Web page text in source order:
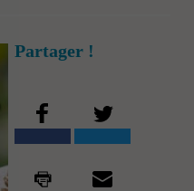
Partager !